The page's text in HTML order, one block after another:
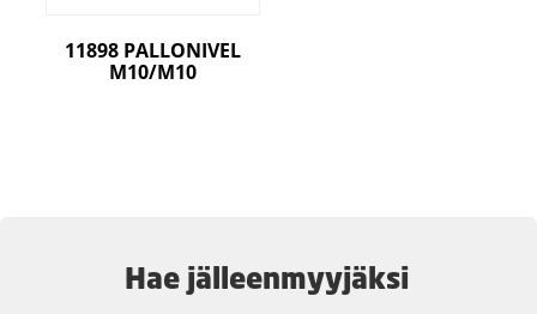
11898 PALLONIVEL
M10/M10
Hae jälleenmyyjäksi